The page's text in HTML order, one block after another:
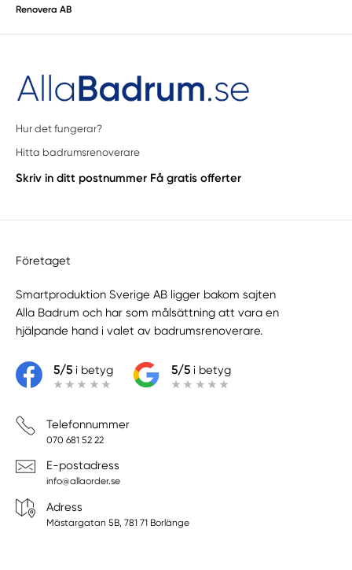
Renovera AB
Hur det fungerar?
Hitta badrumsrenoverare
Skriv in ditt postnummer Få gratis offerter
Företaget
Smartproduktion Sverige AB ligger bakom sajten
Alla Badrum och har som målsättning att vara en
hjälpande hand i valet av badrumsrenoverare.
5/5i betyg 5/5i betyg
Telefonnummer
070 681 52 22
E-postadress
info@allaorder.se
Adress
Mästargatan 5B, 781 71 Borlänge